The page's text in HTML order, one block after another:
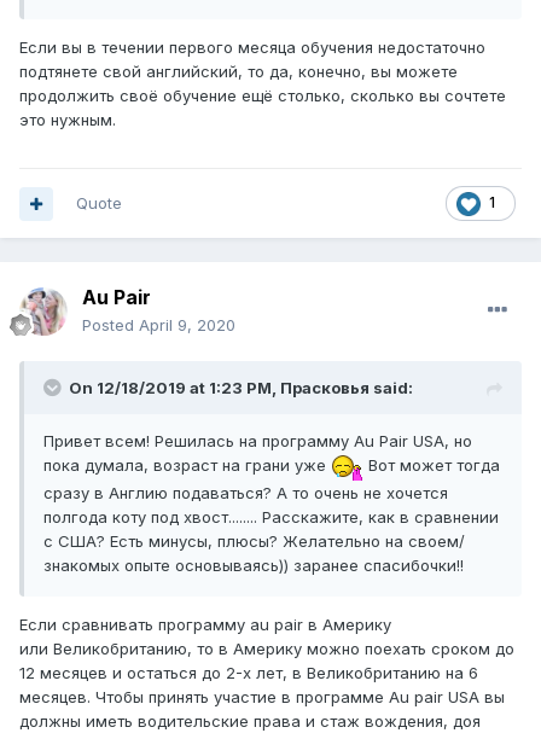
Если вы в течении первого месяца обучения недостаточно
подтянете свой английский, то да, конечно, вы можете
продолжить своё обучение ещё столько, сколько вы сочтете
это нужным.
1
Quote
Au Pair
Posted April 9, 2020
On 12/18/2019 at 1:23 PM, Прасковья said:
Привет всем! Решилась на программу Au Pair USA, но
пока думала, возраст на грани уже
Вот может тогда
сразу в Англию подаваться? А то очень не хочется
полгода коту под хвост........ Расскажите, как в сравнении
с США? Есть минусы, плюсы? Желательно на своем/
знакомых опыте основываясь)) заранее спасибочки!!
Если сравнивать программу au pair в Америку
или Великобританию, то в Америку можно поехать сроком до
12 месяцев и остаться до 2-х лет, в Великобританию на 6
месяцев. Чтобы принять участие в программе Au pair USA вы
должны иметь водительские права и стаж вождения, доя